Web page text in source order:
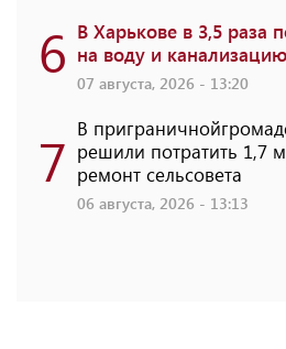
6 В Харькове в 3,5 раза
на воду и канализацию
07 августа, 2026 - 13:20
7 В
решили потратить 1,7
ремонт сельсовета
06 августа, 2026 - 13:13